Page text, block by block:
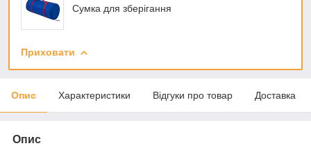
Сумка для зберігання
Приховати
Опис Характеристики Відгуки про товар Доставка
Опис